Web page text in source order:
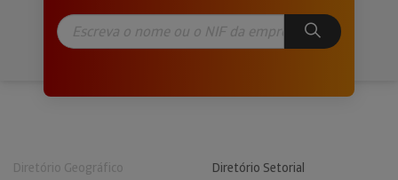
Diretório Geográfico Diretório Setorial